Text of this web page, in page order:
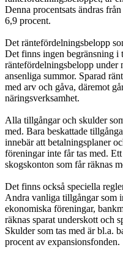
Denna procentsats ändras
6,9 procent.
Det räntefördelningsbelopp
Det finns ingen begränsning i
räntefördelningsbelopp under
ansenliga summor. Sparad
med arv och gåva, däremot
näringsverksamhet.
Alla tillgångar och skulder
med. Bara beskattade
innebär att betalningsplaner
föreningar inte får tas med.
skogskonton som får räknas
Det finns också speciella
Andra vanliga tillgångar som
ekonomiska föreningar,
räknas sparat underskott och
Skulder som tas med är bl.a.
procent av expansionsfonden.